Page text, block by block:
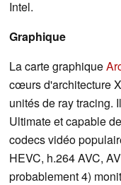
Intel.
Graphique
La carte graphique
cœurs d'architecture
unités de ray tracing.
Ultimate et capable
codecs vidéo
HEVC, h.264 AVC,
probablement 4)